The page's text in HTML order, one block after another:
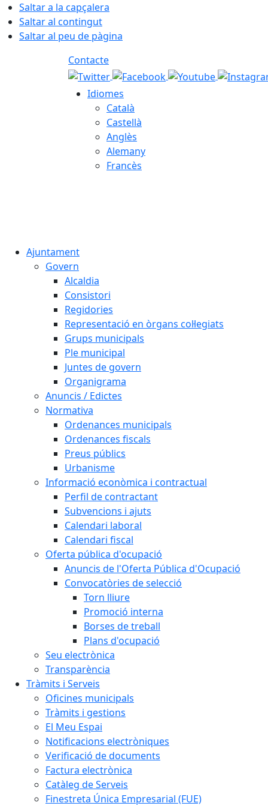
Saltar a la capçalera
Saltar al contingut
Saltar al peu de pàgina
Contacte
Idiomes
Català
Castellà
Anglès
Alemany
Francès
Ajuntament
Govern
Alcaldia
Consistori
Regidories
Representació en òrgans col·legiats
Grups municipals
Ple municipal
Juntes de govern
Organigrama
Anuncis / Edictes
Normativa
Ordenances municipals
Ordenances fiscals
Preus públics
Urbanisme
Informació econòmica i contractual
Perfil de contractant
Subvencions i ajuts
Calendari laboral
Calendari fiscal
Oferta pública d'ocupació
Anuncis de l'Oferta Pública d'Ocupació
Convocatòries de selecció
Torn lliure
Promoció interna
Borses de treball
Plans d'ocupació
Seu electrònica
Transparència
Tràmits i Serveis
Oficines municipals
Tràmits i gestions
El Meu Espai
Notificacions electròniques
Verificació de documents
Factura electrònica
Catàleg de Serveis
Finestreta Única Empresarial (FUE)